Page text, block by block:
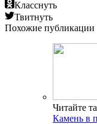
Класснуть
Твитнуть
Похожие публикации
Читайте
Камень в